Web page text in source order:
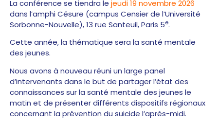
La conférence se tiendra le jeudi 19 novembre 2026
dans l’amphi Césure (campus Censier de l’Université
Sorbonne-Nouvelle), 13 rue Santeuil, Paris 5e.
Cette année, la thématique sera la santé mentale
des jeunes.
Nous avons à nouveau réuni un large panel
d’intervenants dans le but de partager l’état des
connaissances sur la santé mentale des jeunes le
matin et de présenter différents dispositifs régionaux
concernant la prévention du suicide l’après-midi.